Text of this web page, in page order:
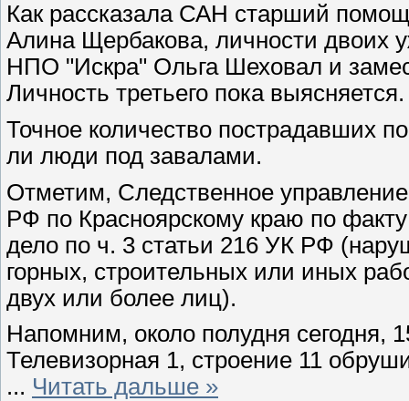
Как рассказала САН старший
Алина Щербакова, личности двоих
НПО "Искра" Ольга Шеховал и
Личность третьего пока выясняется.
Точное количество пострадавших
ли люди под завалами.
Отметим, Следственное
РФ по Красноярскому краю по
дело по ч. 3 статьи 216 УК РФ
горных, строительных или иных
двух или более лиц).
Напомним, около полудня сегодня,
Телевизорная 1, строение 11
... Читать дальше »